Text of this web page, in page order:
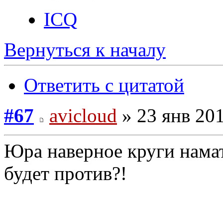
ICQ
Вернуться к началу
Ответить с цитатой
#67
avicloud » 23 янв
Юра наверное круги
будет против?!